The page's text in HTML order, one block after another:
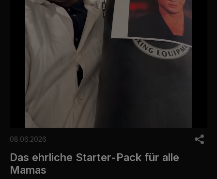
o
2
4
s
08.06.2026
Das ehrliche Starter-Pack für alle
Mamas